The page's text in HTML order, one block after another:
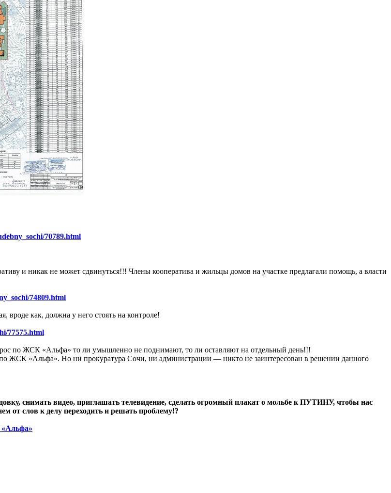
70789.html
и никак не может сдвинуться!!! Члены кооператива и жильцы домов на участке предлагали помощь, а власти
74809.html
вроде как, должна у него стоять на контроле!
77575.html
по ЖСК «Альфа» то ли умышленно не поднимают, то ли оставляют на отдельный день!!!
ЖСК «Альфа». Но ни прокуратура Сочи, ни администрации — никто не заинтересован в решении данного
снимать видео, приглашать телевидение, сделать огромный плакат о мольбе к ПУТИНУ, чтобы нас
слов к делу переходить и решать проблему!?